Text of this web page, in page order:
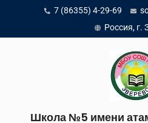
content
7 (86355) 4-29-69
Россия, г.
Школа №5 имени